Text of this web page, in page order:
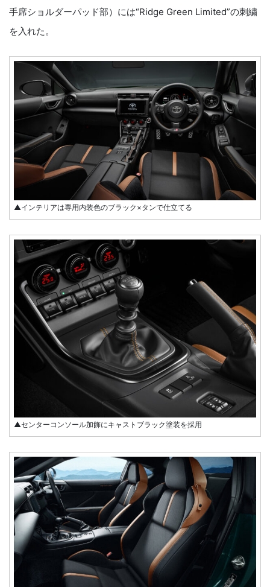
手席ショルダーパッド部）には“Ridge Green Limited”の刺繍
を入れた。
▲インテリアは専用内装色のブラック×タンで仕立てる
▲センターコンソール加飾にキャストブラック塗装を採用